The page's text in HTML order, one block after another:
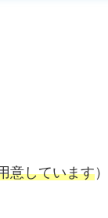
意しています）